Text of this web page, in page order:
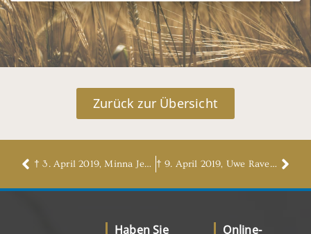
Zurück zur Übersicht
† 3. April 2019, Minna Jeebe, geb. Meyer † 9. April 2019, Uwe Ravens
Haben Sie
Online-